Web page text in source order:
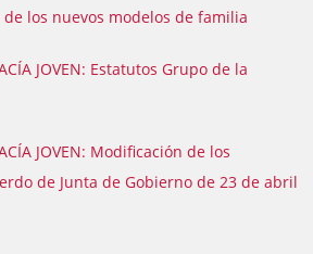
los nuevos modelos de familia
JOVEN: Estatutos Grupo de la
JOVEN: Modificación de los
de Junta de Gobierno de 23 de abril